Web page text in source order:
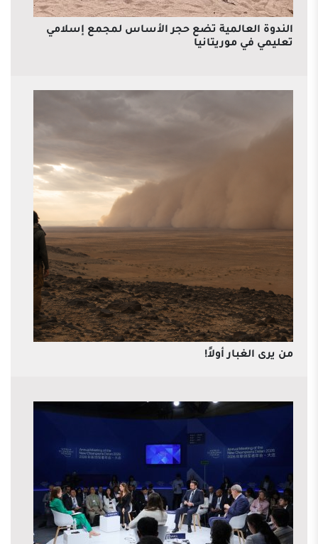
الندوة العالمية تضع حجر الأساس لمجمع إسلامي
تعليمي في موريتانيا
من يرى الغبار أولاً!